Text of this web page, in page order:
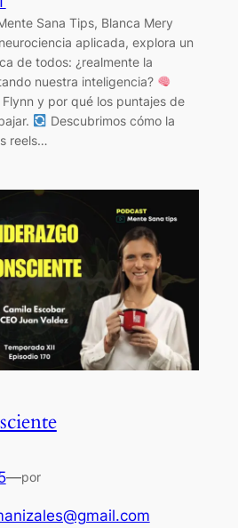
Sana Tips, Blanca Mery
aplicada, explora un
de todos: ¿realmente la
nuestra inteligencia?
y por qué los puntajes de
Descubrimos cómo la
reels…
—por